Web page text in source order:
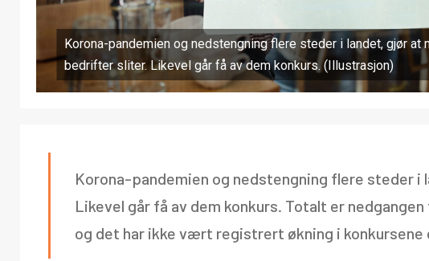
Korona-pandemien og nedstengning flere steder i landet, gjør at
bedrifter sliter. Likevel går få av dem konkurs. (Illustrasjon)
Korona-pandemien og nedstengning flere steder
Likevel går få av dem konkurs. Totalt er
og det har ikke vært registrert økning i konkursene